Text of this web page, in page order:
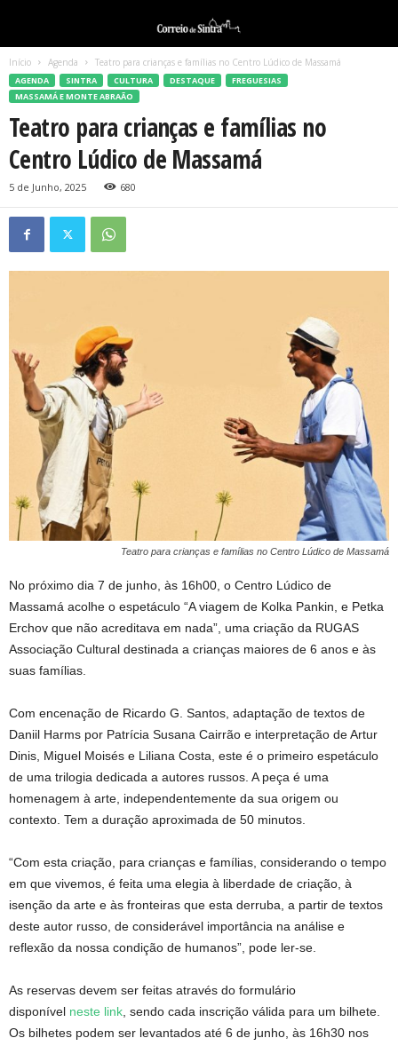
Início Agenda Teatro para crianças e famílias no Centro Lúdico de Massamá
AGENDA SINTRA CULTURA DESTAQUE
FREGUESIAS
MASSAMÁ E MONTE ABRAÃO
Teatro para crianças e famílias no
Centro Lúdico de Massamá
5 de Junho, 2025 680
Teatro para crianças e famílias no Centro Lúdico de Massamá
No próximo dia 7 de junho, às 16h00, o Centro Lúdico de
Massamá acolhe o espetáculo “A viagem de Kolka Pankin, e Petka
Erchov que não acreditava em nada”, uma criação da RUGAS
Associação Cultural destinada a crianças maiores de 6 anos e às
suas famílias.
Com encenação de Ricardo G. Santos, adaptação de textos de
Daniil Harms por Patrícia Susana Cairrão e interpretação de Artur
Dinis, Miguel Moisés e Liliana Costa, este é o primeiro espetáculo
de uma trilogia dedicada a autores russos. A peça é uma
homenagem à arte, independentemente da sua origem ou
contexto. Tem a duração aproximada de 50 minutos.
“Com esta criação, para crianças e famílias, considerando o tempo
em que vivemos, é feita uma elegia à liberdade de criação, à
isenção da arte e às fronteiras que esta derruba, a partir de textos
deste autor russo, de considerável importância na análise e
reflexão da nossa condição de humanos”, pode ler-se.
As reservas devem ser feitas através do formulário
disponível neste link , sendo cada inscrição válida para um bilhete.
Os bilhetes podem ser levantados até 6 de junho, às 16h30 nos